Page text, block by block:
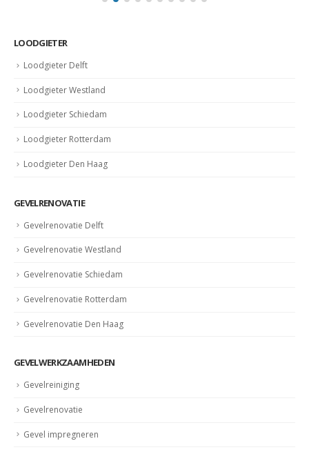
LOODGIETER
Loodgieter Delft
Loodgieter Westland
Loodgieter Schiedam
Loodgieter Rotterdam
Loodgieter Den Haag
GEVELRENOVATIE
Gevelrenovatie Delft
Gevelrenovatie Westland
Gevelrenovatie Schiedam
Gevelrenovatie Rotterdam
Gevelrenovatie Den Haag
GEVELWERKZAAMHEDEN
Gevelreiniging
Gevelrenovatie
Gevel impregneren